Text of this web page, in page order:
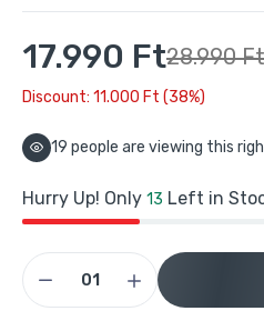
Buydeem G564
Multifunkciós Zöld
44.990 Ft 79.990 Ft
Multifunkciós Zöld
29.790 Ft
Buydeem K1594T
17.990 Ft28.990 Ft
Discount: 11.000 Ft (38%)
19 people are viewing this
Hurry Up! Only 13 Left in